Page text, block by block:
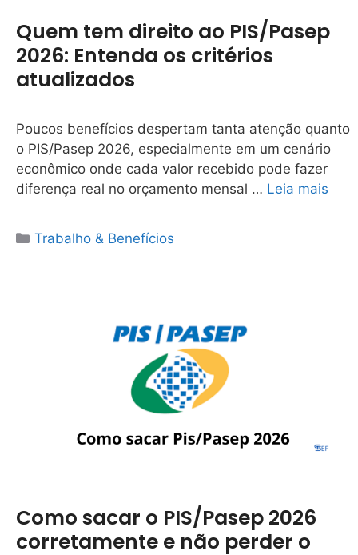
Quem tem direito ao PIS/Pasep
2026: Entenda os critérios
atualizados
Poucos benefícios despertam tanta atenção quanto
o PIS/Pasep 2026, especialmente em um cenário
econômico onde cada valor recebido pode fazer
diferença real no orçamento mensal … Leia mais
Categorias
Trabalho & Benefícios
Como sacar o PIS/Pasep 2026
corretamente e não perder o